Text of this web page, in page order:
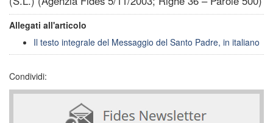
Allegati all'articolo
Il testo integrale del Messaggio del Santo Padre, in italiano
Condividi: